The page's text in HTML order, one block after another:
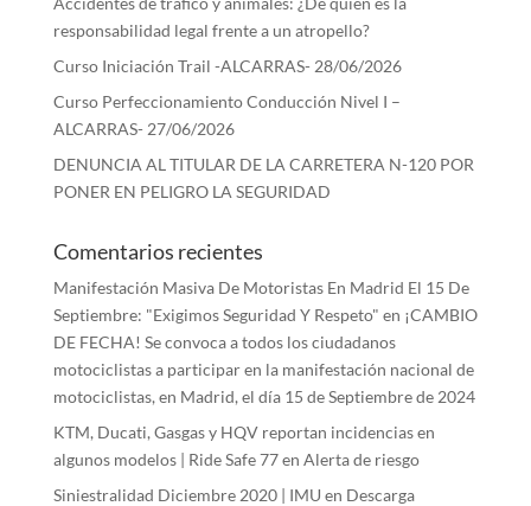
responsabilidad legal frente a un atropello?
Curso Iniciación Trail -ALCARRAS- 28/06/2026
Curso Perfeccionamiento Conducción Nivel I –
ALCARRAS- 27/06/2026
DENUNCIA AL TITULAR DE LA CARRETERA N-120 POR
PONER EN PELIGRO LA SEGURIDAD
Comentarios recientes
Manifestación Masiva De Motoristas En Madrid El 15 De
Septiembre: "Exigimos Seguridad Y Respeto" en ¡CAMBIO
DE FECHA! Se convoca a todos los ciudadanos
motociclistas a participar en la manifestación nacional de
motociclistas, en Madrid, el día 15 de Septiembre de 2024
KTM, Ducati, Gasgas y HQV reportan incidencias en
algunos modelos | Ride Safe 77en Alerta de riesgo
Siniestralidad Diciembre 2020 | IMU en Descarga